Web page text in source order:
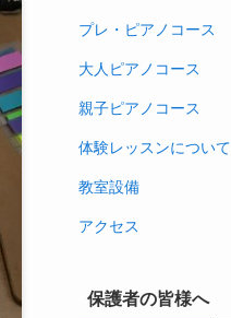
プレ・ピアノコース
大人ピアノコース
親子ピアノコース
体験レッスンについて
教室設備
アクセス
保護者の皆様へ